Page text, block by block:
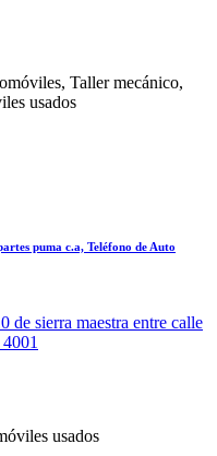
Taller mecánico,
usados
puma c.a, Teléfono de Auto
de sierra maestra entre calle
usados